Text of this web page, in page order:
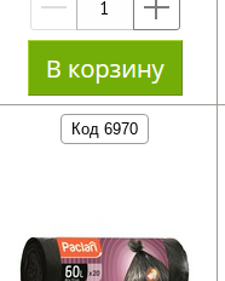
—
Код 6970